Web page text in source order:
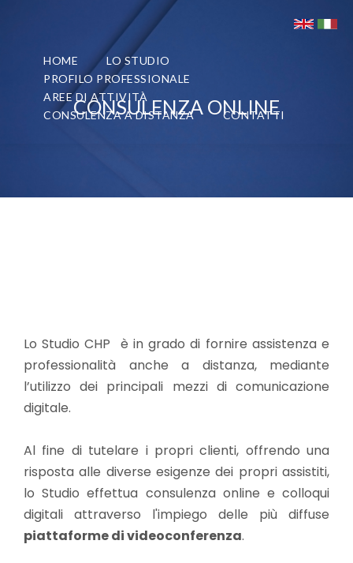
HOME
LO STUDIO
PROFILO PROFESSIONALE
AREE DI ATTIVITÀ
CONSULENZA A DISTANZA
CONTATTI
CONSULENZA ONLINE
Lo Studio CHP è in grado di fornire assistenza e
professionalità anche a distanza, mediante
l’utilizzo dei principali mezzi di comunicazione
digitale.
Al fine di tutelare i propri clienti, offrendo una
risposta alle diverse esigenze dei propri assistiti,
lo Studio effettua consulenza online e colloqui
digitali attraverso l'impiego delle più diffuse
piattaforme di videoconferenza.